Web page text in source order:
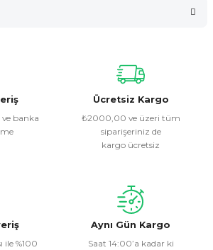
noktaları öneri formunu
iletebilirsiniz.
için teşekkür ederiz.
bozuk veya görüntülenemiyor.
daha pahalı.
alternatifler olmalı.
ve banka
Ücretsiz Kargo
₺2000,00 ve üzeri tüm
siparişeriniz de
kargo ücretsiz
ile %100
Aynı Gün Kargo
Saat 14:00’a kadar ki